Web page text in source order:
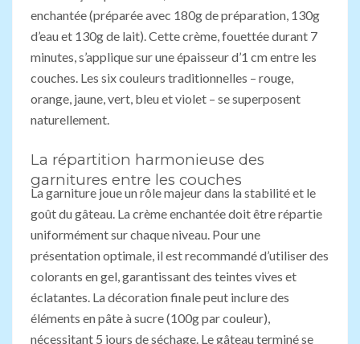
enchantée (préparée avec 180g de préparation, 130g
d’eau et 130g de lait). Cette crème, fouettée durant 7
minutes, s’applique sur une épaisseur d’1 cm entre les
couches. Les six couleurs traditionnelles – rouge,
orange, jaune, vert, bleu et violet – se superposent
naturellement.
La répartition harmonieuse des
garnitures entre les couches
La garniture joue un rôle majeur dans la stabilité et le
goût du gâteau. La crème enchantée doit être répartie
uniformément sur chaque niveau. Pour une
présentation optimale, il est recommandé d’utiliser des
colorants en gel, garantissant des teintes vives et
éclatantes. La décoration finale peut inclure des
éléments en pâte à sucre (100g par couleur),
nécessitant 5 jours de séchage. Le gâteau terminé se